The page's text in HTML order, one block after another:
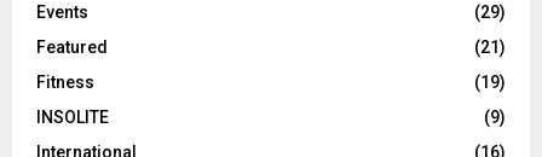
Events
(29)
Featured
(21)
Fitness
(19)
INSOLITE
(9)
International
(16)